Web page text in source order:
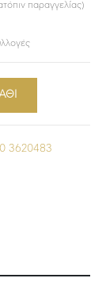
παραγγελίας)
3620483